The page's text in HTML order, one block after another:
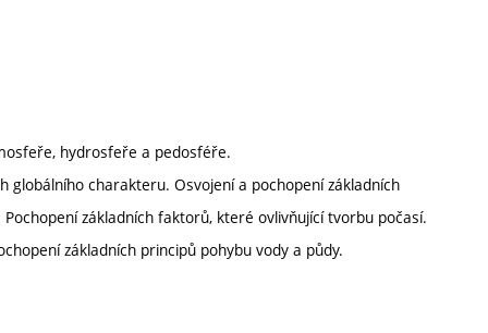
hydrosfeře a pedosféře.
globálního charakteru. Osvojení a pochopení základních
základních faktorů, které ovlivňující tvorbu počasí.
základních principů pohybu vody a půdy.